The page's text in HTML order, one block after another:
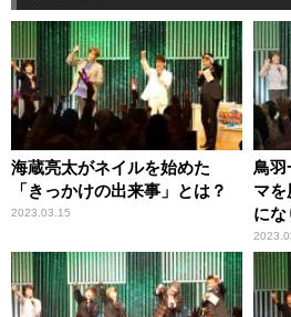
海蔵亮太がネイルを始めた
「きっかけの出来事」とは？
2023.03.15
鳥羽
マを
にな